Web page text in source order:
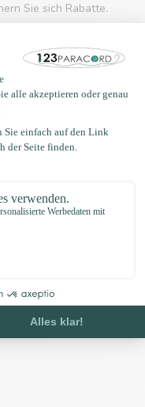
Sie sich Rabatte.
150 €